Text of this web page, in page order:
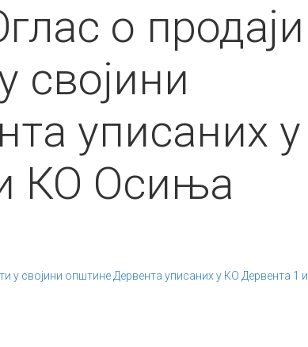
о продаји
својини
уписаних у
КО Осиња
у својини општине Дервента уписаних у КО Дервента 1 и